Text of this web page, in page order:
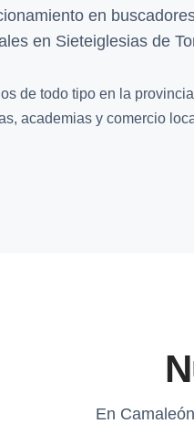
en
en Sieteiglesias de
de todo tipo en la
academias y comercio
En